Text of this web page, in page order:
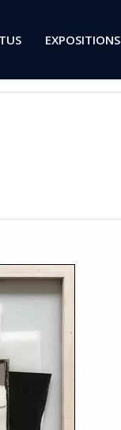
EXPOSITIONS